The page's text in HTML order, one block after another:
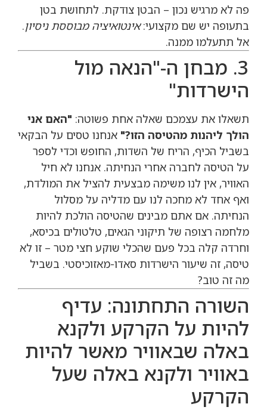
פה לא מרגיש נכון – הבטן צודקת. לתחושת בטן
בתעופה יש שם מקצועי:אינטואיציה מבוססת ניסיון.
אל תתעלמו ממנה.
3. מבחן ה-"הנאה מול
הישרדות"
תשאלו את עצמכם שאלה אחת פשוטה: "האם אני
הולך ליהנות מהטיסה הזו?" אנחנו טסים על הבקאי
בשביל הכיף, הריח של השדות, החופש וכדי לספר
על הטיסה לחברה אחרי הנחיתה. אנחנו לא חיל
האוויר, אין לנו משימה מבצעית להציל את המולדת,
ואף אחד לא מחכה לנו עם מדליה על מסלול
הנחיתה. אם אתם מבינים שהטיסה הולכת להיות
מלחמה רצופה של תיקוני הגאים, טלטולים בכיסא,
וחרדה קלה בכל פעם שהכלי שוקע חצי מטר – זו לא
טיסה, זה שיעור הישרדות סאדו-מאזוכיסטי. בשביל
מה זה טוב?
השורה התחתונה: עדיף
להיות על הקרקע ולקנא
באלה שבאוויר מאשר להיות
באוויר ולקנא באלה שעל
הקרקע